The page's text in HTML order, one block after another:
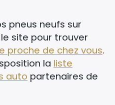
pneus neufs sur
site pour trouver
proche de chez vous.
la liste
auto partenaires de